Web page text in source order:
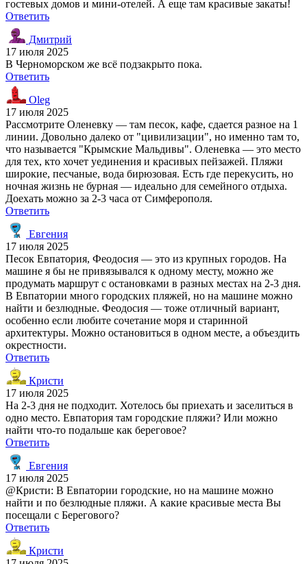
гостевых домов и мини-отелей. А еще там красивые закаты!
Ответить
Дмитрий
17 июля 2025
В Черноморском же всё подзакрыто пока.
Ответить
Oleg
17 июля 2025
Рассмотрите Оленевку — там песок, кафе, сдается разное на 1
линии. Довольно далеко от "цивилизации", но именно там то,
что называется "Крымские Мальдивы". Оленевка — это место
для тех, кто хочет уединения и красивых пейзажей. Пляжи
широкие, песчаные, вода бирюзовая. Есть где перекусить, но
ночная жизнь не бурная — идеально для семейного отдыха.
Доехать можно за 2-3 часа от Симферополя.
Ответить
Евгения
17 июля 2025
Песок Евпатория, Феодосия — это из крупных городов. На
машине я бы не привязывался к одному месту, можно же
продумать маршрут с остановками в разных местах на 2-3 дня.
В Евпатории много городских пляжей, но на машине можно
найти и безлюдные. Феодосия — тоже отличный вариант,
особенно если любите сочетание моря и старинной
архитектуры. Можно остановиться в одном месте, а объездить
окрестности.
Ответить
Кристи
17 июля 2025
На 2-3 дня не подходит. Хотелось бы приехать и заселиться в
одно место. Евпатория там городские пляжи? Или можно
найти что-то подальше как береговое?
Ответить
Евгения
17 июля 2025
@Кристи: В Евпатории городские, но на машине можно
найти и по безлюдные пляжи. А какие красивые места Вы
посещали с Берегового?
Ответить
Кристи